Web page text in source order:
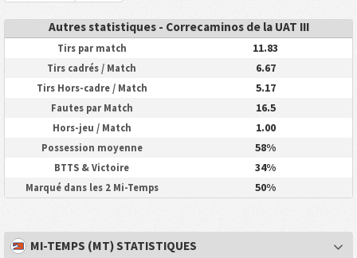
Autres statistiques - Correcaminos de la UAT III
Tirs par match 11.83
Tirs cadrés / Match 6.67
Tirs Hors-cadre / Match 5.17
Fautes par Match 16.5
Hors-jeu / Match 1.00
Possession moyenne 58%
BTTS & Victoire 34%
Marqué dans les 2 Mi-Temps 50%
MI-TEMPS (MT) STATISTIQUES